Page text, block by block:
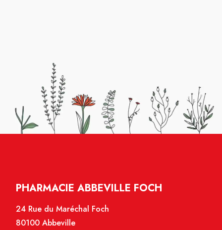
PHARMACIE ABBEVILLE FOCH
24 Rue du Maréchal Foch
80100 Abbeville